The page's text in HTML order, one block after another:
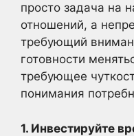
просто задача на
отношений, а
требующий
готовности
требующее
понимания
1. Инвестируйте